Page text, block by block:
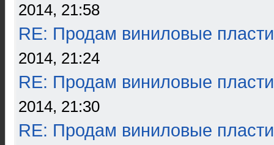
2014, 21:58
RE: Продам виниловые
2014, 21:24
RE: Продам виниловые
2014, 21:30
RE: Продам виниловые